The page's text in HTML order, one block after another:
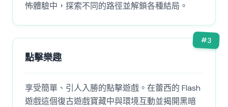
怖體驗中，探索不同的路徑並解鎖各種結局。
#3
點擊樂趣
享受簡單、引人入勝的點擊遊戲。在蕾西的 Flash
遊戲這個復古遊戲寶藏中與環境互動並揭開黑暗